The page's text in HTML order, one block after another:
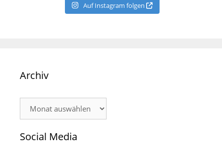
Auf Instagram folgen
Archiv
Social Media